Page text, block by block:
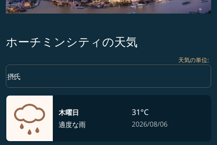
ホーチミンシティの天気
天気の単位:
Weather unit option 摂氏 Selected
摂氏
keyboard_arrow_down
木曜日
適度な雨
31°C
2026/08/06